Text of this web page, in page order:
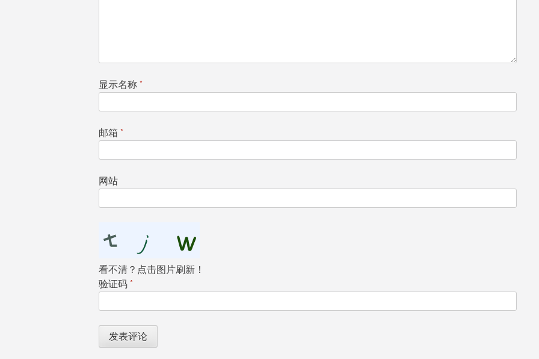
显示名称 *
邮箱 *
网站
看不清？点击图片刷新！
验证码 *